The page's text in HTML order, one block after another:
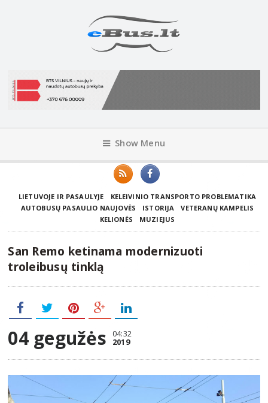
Show Menu
LIETUVOJE IR PASAULYJE
KELEIVINIO TRANSPORTO PROBLEMATIKA
AUTOBUSŲ PASAULIO NAUJOVĖS
ISTORIJA
VETERANŲ KAMPELIS
KELIONĖS
MUZIEJUS
San Remo ketinama modernizuoti
troleibusų tinklą
04 gegužės 04:32
2019